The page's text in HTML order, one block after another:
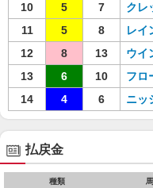
10
5 7 クレ
11
5 8 レイ
12
8 13 ウイ
13
6 10 フロ
14
4 6 ニッ
払戻金
種類